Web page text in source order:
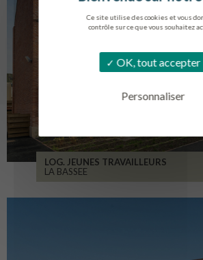
Ce site utilise des cookies et vous
contrôle sur ce que vous souhaitez
OK, tout accepter
Personnaliser
LOG. JEUNES TRAVAILLEURS
LA BASSEE